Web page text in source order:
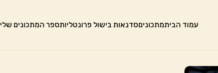
עמוד הביתמתכוניםסדנאות בישול פרונטליותספר המתכונים שלי